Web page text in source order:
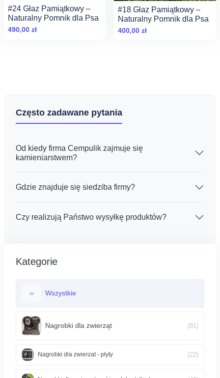
#24 Głaz Pamiątkowy –
Naturalny Pomnik dla Psa
490,00 zł
#18 Głaz Pamiątkowy –
Naturalny Pomnik dla Psa
400,00 zł
Często zadawane pytania
Od kiedy firma Cempulik zajmuje się
kamieniarstwem?
Gdzie znajduje się siedziba firmy?
Czy realizują Państwo wysyłkę produktów?
Kategorie
∞ Wszystkie
Nagrobki dla zwierząt (81)
Nagrobki dla zwierzat - płyty (22)